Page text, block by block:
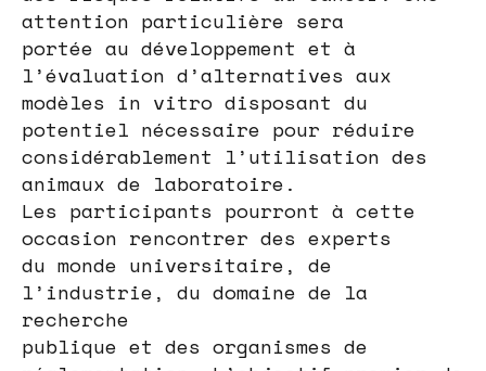
attention particulière sera
portée au développement et à
l’évaluation d’alternatives aux
modèles in vitro disposant du
potentiel nécessaire pour réduire
considérablement l’utilisation des
animaux de laboratoire.
Les participants pourront à cette
occasion rencontrer des experts
du monde universitaire, de
l’industrie, du domaine de la
recherche
publique et des organismes de